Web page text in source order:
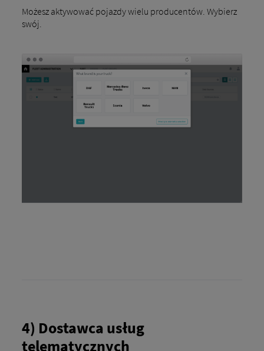
Możesz aktywować pojazdy wielu producentów. Wybierz
swój.
4) Dostawca usług
telematycznych